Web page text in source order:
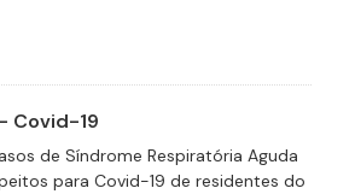
Covid-19
de Síndrome Respiratória Aguda
para Covid-19 de residentes do